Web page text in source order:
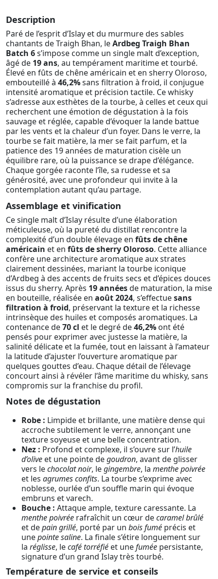
Description
Paré de l’esprit d’Islay et du murmure des sables
chantants de Traigh Bhan, leArdbeg Traigh Bhan
Batch 6s’impose comme un single malt d’exception,
âgé de 19 ans, au tempérament maritime et tourbé.
Élevé en fûts de chêne américain et en sherry Oloroso,
embouteillé à 46,2%sans filtration à froid, il conjugue
intensité aromatique et précision tactile. Ce whisky
s’adresse aux esthètes de la tourbe, à celles et ceux qui
recherchent une émotion de dégustation à la fois
sauvage et réglée, capable d’évoquer la lande battue
par les vents et la chaleur d’un foyer. Dans le verre, la
tourbe se fait matière, la mer se fait parfum, et la
patience des 19 années de maturation cisèle un
équilibre rare, où la puissance se drape d’élégance.
Chaque gorgée raconte l’île, sa rudesse et sa
générosité, avec une profondeur qui invite à la
contemplation autant qu’au partage.
Assemblage et vinification
Ce single malt d’Islay résulte d’une élaboration
méticuleuse, où la pureté du distillat rencontre la
complexité d’un double élevage en fûts de chêne
américain et en fûts de sherry Oloroso. Cette alliance
confère une architecture aromatique aux strates
clairement dessinées, mariant la tourbe iconique
d’Ardbeg à des accents de fruits secs et d’épices douces
issus du sherry. Après 19 annéesde maturation, la mise
en bouteille, réalisée en août 2024, s’effectuesans
filtration à froid, préservant la texture et la richesse
intrinsèque des huiles et composés aromatiques. La
contenance de70 cl et le degré de46,2% ont été
pensés pour exprimer avec justesse la matière, la
salinité délicate et la fumée, tout en laissant à l’amateur
la latitude d’ajuster l’ouverture aromatique par
quelques gouttes d’eau. Chaque détail de l’élevage
concourt ainsi à révéler l’âme maritime du whisky, sans
compromis sur la franchise du profil.
Notes de dégustation
Robe : Limpide et brillante, une matière dense qui
accroche subtilement le verre, annonçant une
texture soyeuse et une belle concentration.
Nez : Profond et complexe, il s’ouvre sur l’huile
d’olive et une pointe degoudron, avant de glisser
vers lechocolat noir, legingembre, la menthe poivrée
et les agrumes confits. La tourbe s’exprime avec
noblesse, ourlée d’un souffle marin qui évoque
embruns et varech.
Bouche : Attaque ample, texture caressante. La
menthe poivrée rafraîchit un cœur decaramel brûlé
et depain grillé, porté par un bois fumé précis et
unepointe saline. La finale s’étire longuement sur
la réglisse, lecafé torréfié et unefumée persistante,
signature d’un grand Islay très tourbé.
Température de service et conseils